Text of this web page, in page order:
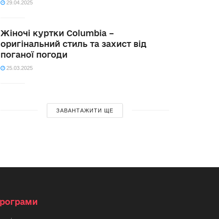
29.04.2025
Жіночі куртки Columbia –
оригінальний стиль та захист від
поганої погоди
25.03.2025
ЗАВАНТАЖИТИ ЩЕ